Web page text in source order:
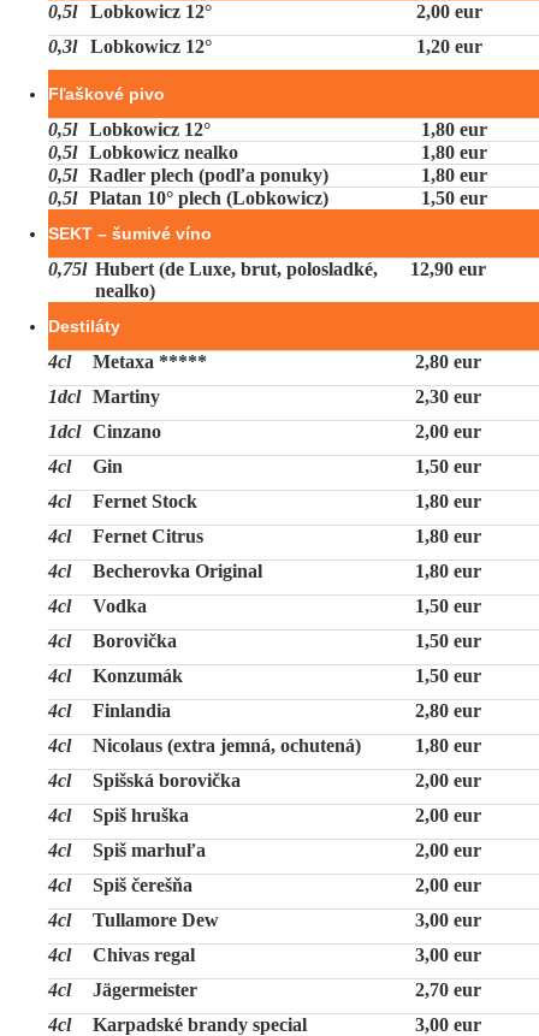
0,5l Lobkowicz 12°
2,00 eur
0,3l
Lobkowicz 12° 1,20 eur
Fľaškové pivo
0,5l Lobkowicz 12°
1,80 eur
0,5l Lobkowicz nealko
1,80 eur
0,5l Radler plech (podľa ponuky)
1,80 eur
0,5l Platan 10° plech (Lobkowicz) 1,50 eur
SEKT – šumivé víno
0,75l Hubert (de Luxe, brut, polosladké,
nealko)
12,90 eur
Destiláty
4cl Metaxa *****
2,80 eur
1dcl Martiny
2,30 eur
1dcl Cinzano
2,00 eur
4cl
Gin
1,50 eur
4cl
Fernet Stock
1,80 eur
4cl
Fernet Citrus
1,80 eur
4cl
Becherovka Original
1,80 eur
4cl
Vodka
1,50 eur
4cl
Borovička
1,50 eur
4cl
Konzumák
1,50 eur
4cl
Finlandia
2,80 eur
4cl
Nicolaus (extra jemná, ochutená)
1,80 eur
4cl
Spišská borovička
2,00 eur
4cl
Spiš hruška
2,00 eur
4cl
Spiš marhuľa
2,00 eur
4cl
Spiš čerešňa
2,00 eur
4cl
Tullamore Dew
3,00 eur
4cl
Chivas regal
3,00 eur
4cl
Jägermeister
2,70 eur
4cl
Karpadské brandy special
3,00 eur